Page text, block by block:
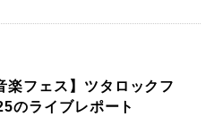
楽フェス】ツタロックフ
のライブレポート